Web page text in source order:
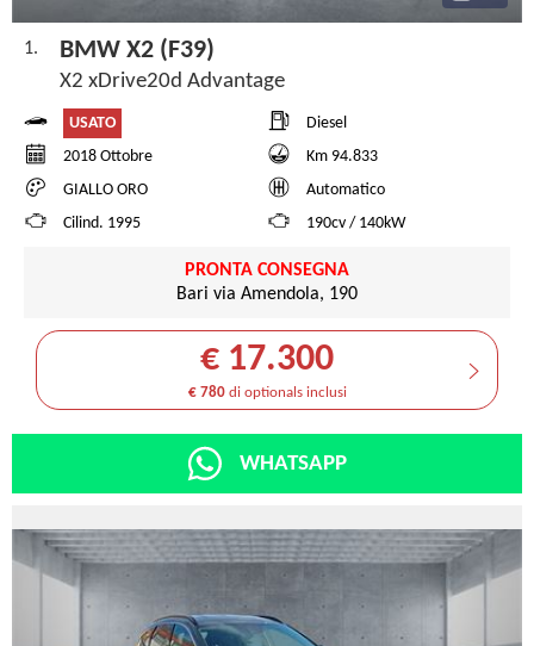
1. BMW X2 (F39)
X2 xDrive20d Advantage
USATO
Diesel
2018 Ottobre
Km 94.833
GIALLO ORO
Automatico
Cilind. 1995
190cv / 140kW
PRONTA CONSEGNA
Bari via Amendola, 190
€ 17.300
€ 780di optionals inclusi
WHATSAPP